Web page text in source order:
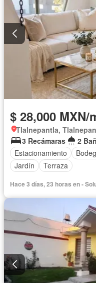
$ 28,000 MXN/
Tlalnepantla,
3 Recámaras
2
Estacionamiento
Jardín
Terraza
Hace 3 días, 23 horas en -